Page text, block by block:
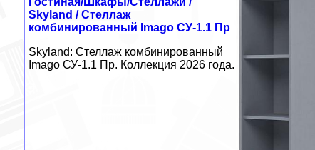
Skyland / Стеллаж
комбинированный Imago СУ-1.1 Пр
Skyland: Стеллаж комбинированный
Imago СУ-1.1 Пр. Коллекция 2026 года.